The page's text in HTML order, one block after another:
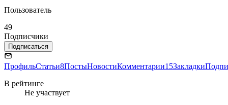
Пользователь
49
Подписчики
Подписаться
ПрофильСтатьи8ПостыНовостиКомментарии15Закладки
В рейтинге
Не участвует